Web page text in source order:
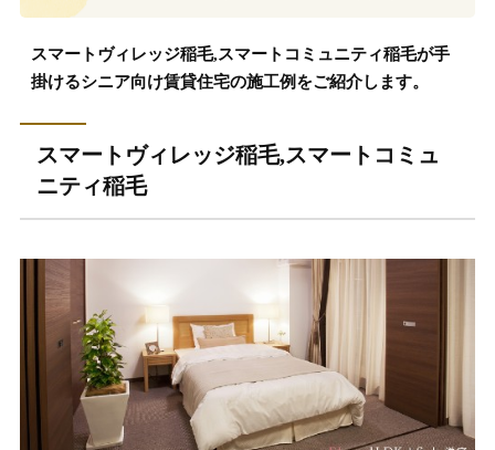
スマートヴィレッジ稲毛,スマートコミュニティ稲毛が手
掛けるシニア向け賃貸住宅の施工例をご紹介します。
スマートヴィレッジ稲毛,スマートコミュ
ニティ稲毛